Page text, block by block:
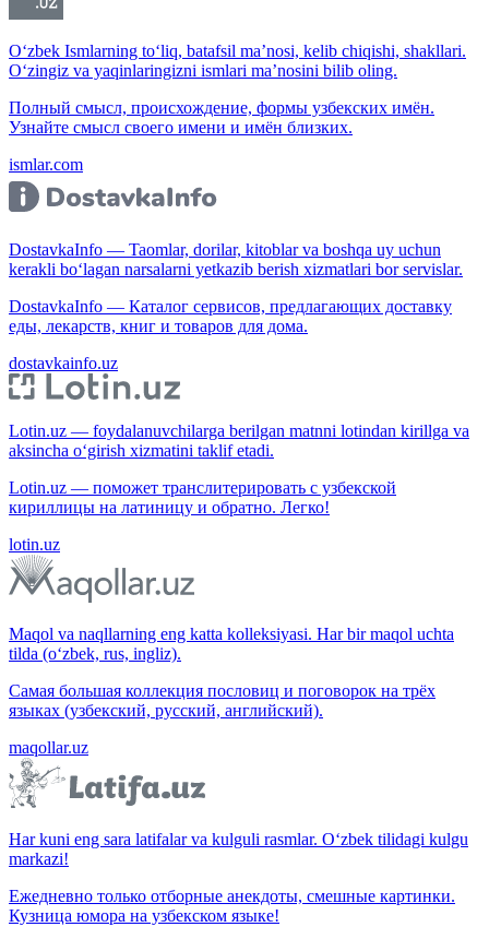
O‘zbek Ismlarning to‘liq, batafsil ma’nosi, kelib chiqishi, shakllari.
O‘zingiz va yaqinlaringizni ismlari ma’nosini bilib oling.
Полный смысл, происхождение, формы узбекских имён.
Узнайте смысл своего имени и имён близких.
ismlar.com
DostavkaInfo — Taomlar, dorilar, kitoblar va boshqa uy uchun
kerakli bo‘lagan narsalarni yetkazib berish xizmatlari bor servislar.
DostavkaInfo — Каталог сервисов, предлагающих доставку
еды, лекарств, книг и товаров для дома.
dostavkainfo.uz
Lotin.uz — foydalanuvchilarga berilgan matnni lotindan kirillga va
aksincha o‘girish xizmatini taklif etadi.
Lotin.uz — поможет транслитерировать с узбекской
кириллицы на латиницу и обратно. Легко!
lotin.uz
Maqol va naqllarning eng katta kolleksiyasi. Har bir maqol uchta
tilda (o‘zbek, rus, ingliz).
Самая большая коллекция пословиц и поговорок на трёх
языках (узбекский, русский, английский).
maqollar.uz
Har kuni eng sara latifalar va kulguli rasmlar. O‘zbek tilidagi kulgu
markazi!
Ежедневно только отборные анекдоты, смешные картинки.
Кузница юмора на узбекском языке!